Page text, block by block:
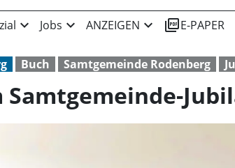
expand_more Jobs expand_more ANZEIGEN expand_more picture_as_pdfE-PAPER
Buch Samtgemeinde Rodenberg
Samtgemeinde-